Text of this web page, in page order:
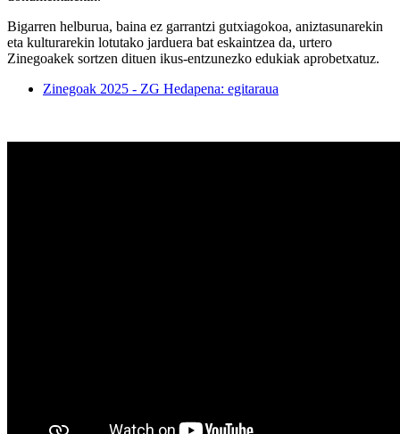
Bigarren helburua, baina ez garrantzi gutxiagokoa, aniztasunarekin
eta kulturarekin lotutako jarduera bat eskaintzea da, urtero
Zinegoakek sortzen dituen ikus-entzunezko edukiak aprobetxatuz.
Zinegoak 2025 - ZG Hedapena: egitaraua